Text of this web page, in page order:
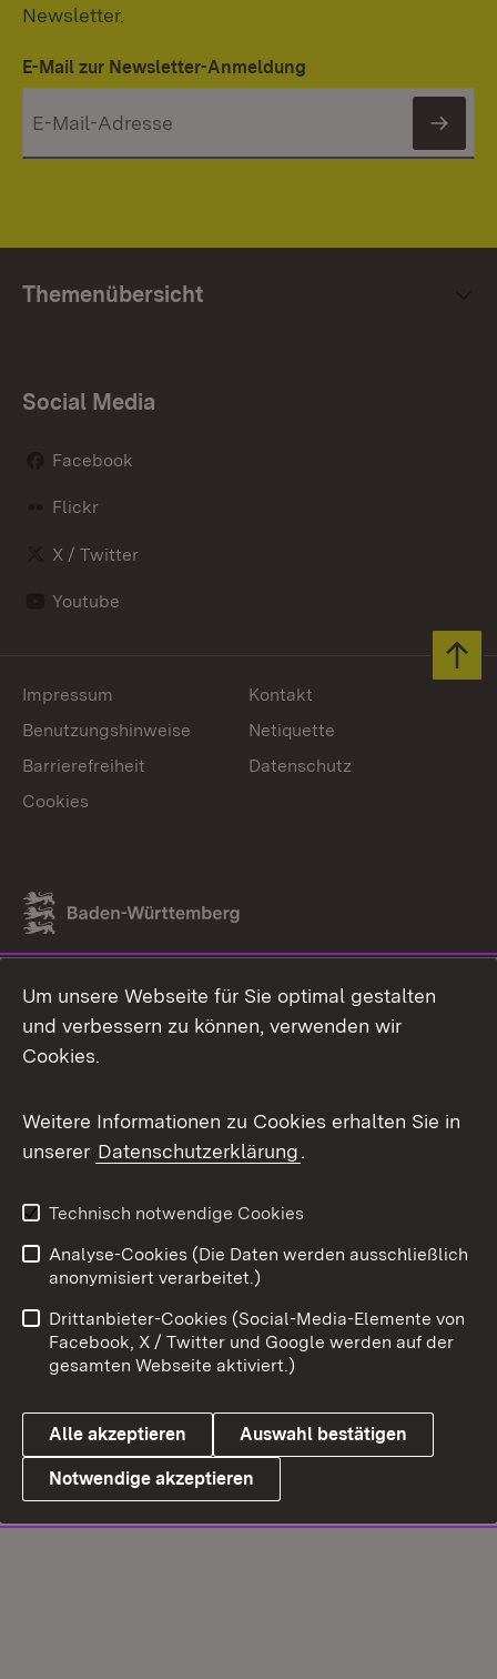
Newsletter.
E-Mail zur Newsletter-Anmeldung
Themenübersicht
Social Media
Facebook
Flickr
X / Twitter
Youtube
Link zum Landesportal
Impressum
Kontakt
Benutzungshinweise
Netiquette
Barrierefreiheit
Datenschutz
Cookies
Um unsere Webseite für Sie optimal gestalten
und verbessern zu können, verwenden wir
Cookies.
Weitere Informationen zu Cookies erhalten Sie in
unserer Datenschutzerklärung.
Technisch notwendige Cookies
Analyse-Cookies (Die Daten werden ausschließlich
anonymisiert verarbeitet.)
Drittanbieter-Cookies (Social-Media-Elemente von
Facebook, X / Twitter und Google werden auf der
gesamten Webseite aktiviert.)
Alle akzeptieren Auswahl bestätigen
Notwendige akzeptieren